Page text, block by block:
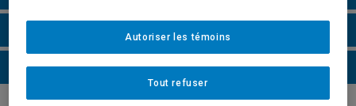
Horaire - Automne 2026
Horaire - Hiver 2027
Tout refuser
Autoriser les témoins